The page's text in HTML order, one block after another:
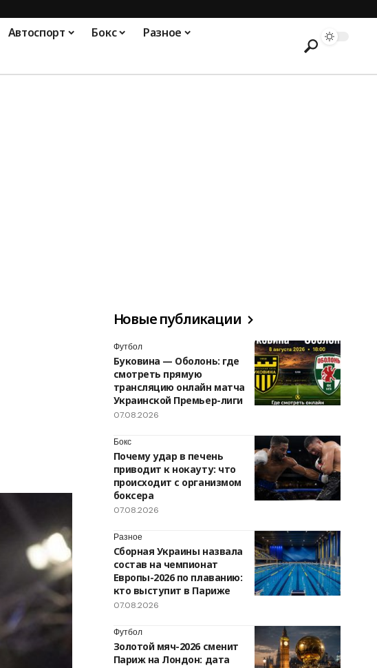
Автоспорт Бокс Разное
Новые публикации
Футбол
Буковина — Оболонь: где
смотреть прямую
трансляцию онлайн матча
Украинской Премьер-лиги
07.08.2026
Бокс
Почему удар в печень
приводит к нокауту: что
происходит с организмом
боксера
07.08.2026
Разное
Сборная Украины назвала
состав на чемпионат
Европы-2026 по плаванию:
кто выступит в Париже
07.08.2026
Футбол
Золотой мяч-2026 сменит
Париж на Лондон: дата